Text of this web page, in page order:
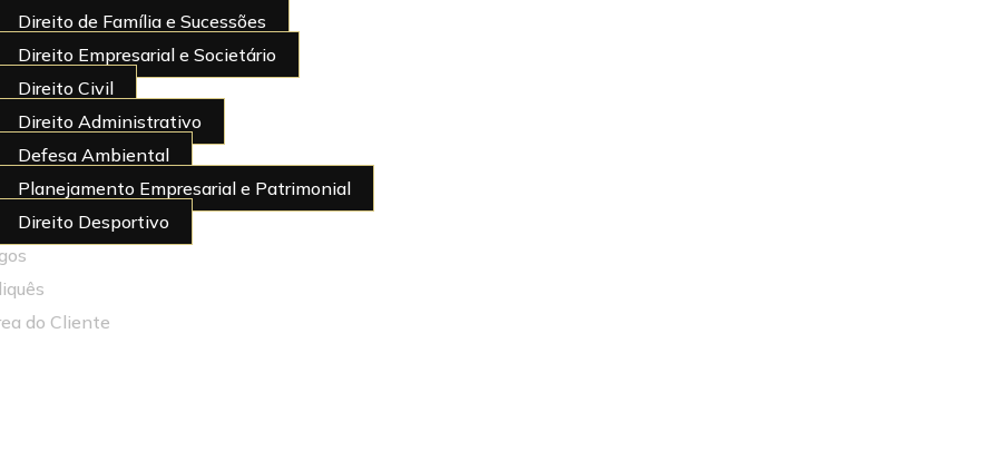
Direito de Família e Sucessões
Direito Empresarial e Societário
Direito Civil
Direito Administrativo
Defesa Ambiental
Planejamento Empresarial e Patrimonial
Direito Desportivo
do Cliente